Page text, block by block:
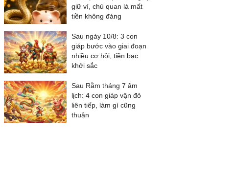
giữ ví, chủ quan là mất
tiền không đáng
Sau ngày 10/8: 3 con
giáp bước vào giai đoạn
nhiều cơ hội, tiền bạc
khởi sắc
Sau Rằm tháng 7 âm
lịch: 4 con giáp vận đỏ
liên tiếp, làm gì cũng
thuận